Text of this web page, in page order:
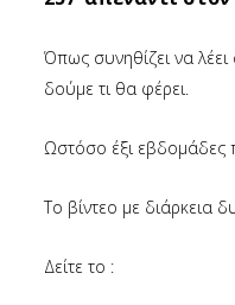
Όπως συνηθίζει να
δούμε τι θα φέρει.
Ωστόσο έξι εβδομάδες
Το βίντεο με διάρκεια
Δείτε το :